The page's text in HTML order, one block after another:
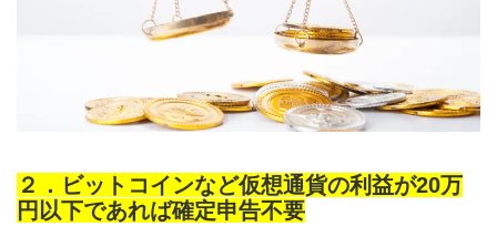
２．ビットコインなど仮想通貨の利益が20万
円以下であれば確定申告不要